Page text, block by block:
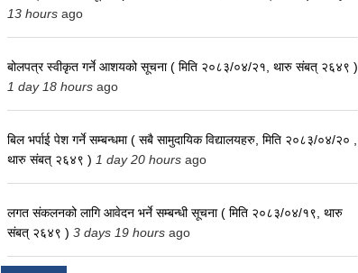
13 hours ago
बोलपत्र स्वीकृत गर्ने आशयको सूचना ( मिति २०८३/०४/२१, थारु संबत् २६४९ )
1 day 18 hours ago
बिल भर्पाई पेश गर्ने सम्बन्धमा ( सबै सामुदायिक विद्यालयहरु, मिति २०८३/०४/२० ,
थारु संबत् २६४९ ) 1 day 20 hours ago
लगत संकलनको लागि आवेदन भर्ने सम्बन्धी सूचना ( मिति २०८३/०४/१९, थारु
संबत् २६४९ ) 3 days 19 hours ago